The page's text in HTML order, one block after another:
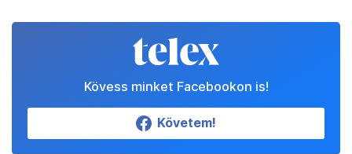
Kövess minket Facebookon is!
Követem!